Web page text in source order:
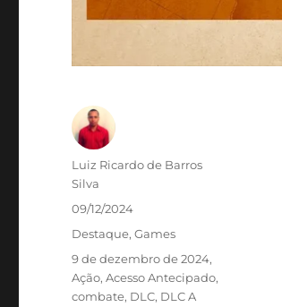
Autor
Luiz Ricardo de Barros
Silva
Publicado
09/12/2024
Categorias
Destaque,Games
Tags
9 de dezembro de 2024,
Ação,Acesso Antecipado,
combate, DLC, DLC A